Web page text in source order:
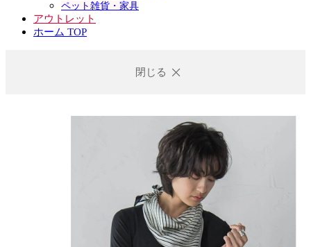
ペット雑貨・家具
アウトレット
ホーム TOP
閉じる